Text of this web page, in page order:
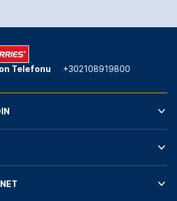
Telefonu +302108919800